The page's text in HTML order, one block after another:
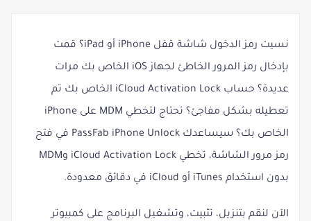
نسيت رمز الدخول شاشة قفل iPhone أو iPad؟ قمت
بإدخال رمز المرور الخاطئ لجهاز iOS الخاص بك مرات
عديدة؟ حساب iCloud Activation Lock الخاص بك تم
تعطيله بشكل مفاجئ؟ تحتاج لتخطي MDM على iPhone
الخاص بك؟ سيساعدك PassFab iPhone Unlock في فتح
رمز مرور الشاشة، تخطي iCloud Activation Lock وMDM
بدون استخدام iTunes أو iCloud في دقائق معدودة.
الآن لنقم بتنزيل، تثبيت، وتشغيل البرنامج على كمبيوتر